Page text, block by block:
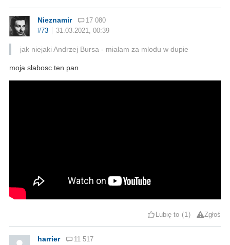
Nieznamir
17 080
#73
31.03.2021, 00:39
jak niejaki Andrzej Bursa - mialam za mlodu w dupie
moja słabosc ten pan
Lubię to 1 Zgłoś
harrier
11 517